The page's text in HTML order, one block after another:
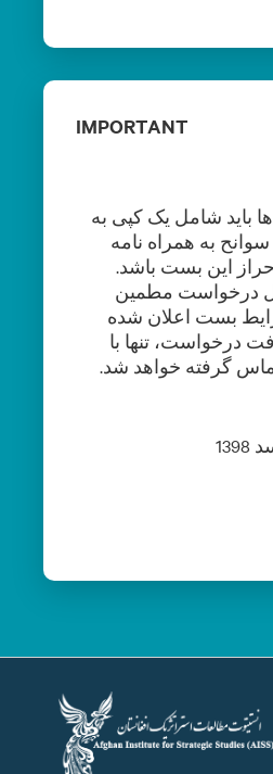
IMPORTANT
باید شامل یک کپی به
به همراه نامه
این بست باشد.
درخواست مطمین
بست اعلان شده
درخواست، تنها با
گرفته خواهد شد.